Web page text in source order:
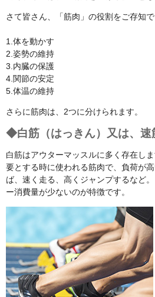
さて皆さん、「筋肉」の役割をご存知で
1.体を動かす
2.姿勢の維持
3.内臓の保護
4.関節の安定
5.体温の維持
さらに筋肉は、2つに分けられます。
◆白筋（はっきん）又は、速
白筋はアウターマッスルに多く存在し
要とする時に使われる筋肉で、負荷が
ば、速く走る、高くジャンプするなど
ー消費量が少ないのが特徴です。